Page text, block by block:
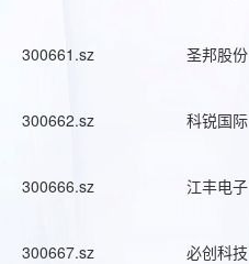
300661.sz 圣邦股份
300662.sz 科锐国际
300666.sz 江丰电子
300667.sz 必创科技